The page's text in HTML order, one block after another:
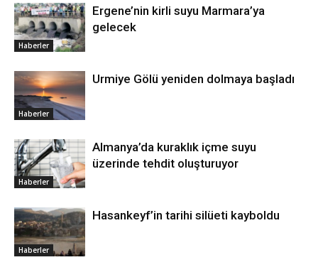
Haberler
Ergene’nin kirli suyu Marmara’ya
gelecek
Haberler
Urmiye Gölü yeniden dolmaya başladı
Haberler
Almanya’da kuraklık içme suyu
üzerinde tehdit oluşturuyor
Haberler
Hasankeyf’in tarihi silüeti kayboldu